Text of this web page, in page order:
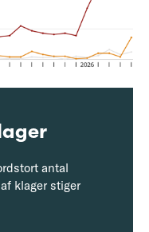
antal
klager stiger